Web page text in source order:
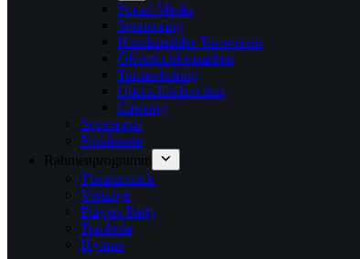
Social Media
Sponsoring
Hundsmühler Turnverein
Öffentlichkeitsarbeit
Turnierleitung
Oberschiedsrichter
Catering
Sponsoren
Notdienste
Rahmenprogramm
Theaterstück
Vorträge
Players Party
Tombola
Hymne